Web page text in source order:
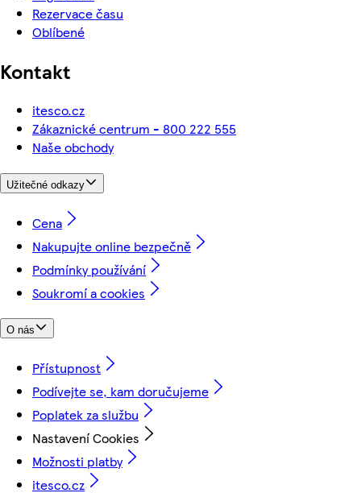
Rezervace času
Oblíbené
Kontakt
itesco.cz
Zákaznické centrum - 800 222 555
Naše obchody
Užitečné odkazy
Cena
Nakupujte online bezpečně
Podmínky používání
Soukromí a cookies
O nás
Přístupnost
Podívejte se, kam doručujeme
Poplatek za službu
Nastavení Cookies
Možnosti platby
itesco.cz